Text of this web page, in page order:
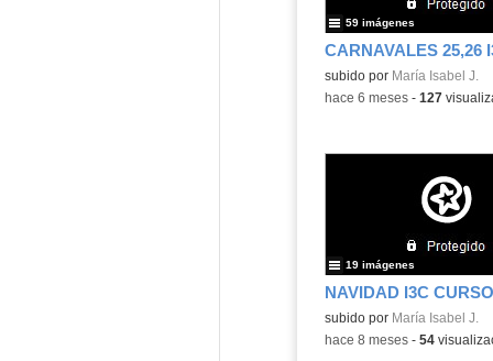
CARNAVALES 25,26
subido por María Isabel J.
59 imágenes
-hace 6 meses- 127
NAVIDAD I3C
subido por María Isabel J.
19 imágenes
-hace 8 meses- 54